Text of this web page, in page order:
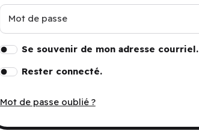
Mot de passe
Se souvenir de mon adresse courriel.
Rester connecté.
Mot de passe oublié ?